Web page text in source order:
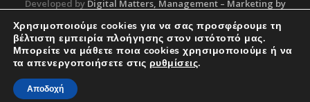
Developed by Digital Matters, Management – Marketing by
Blog About Services
Corporate Support
Χρησιμοποιούμε cookies για να σας προσφέρουμε τη
βέλτιστη εμπειρία πλοήγησης στον ιστότοπό μας.
Μπορείτε να μάθετε ποια cookies χρησιμοποιούμε ή να
τα απενεργοποιήσετε στις ρυθμίσεις.
Αποδοχή